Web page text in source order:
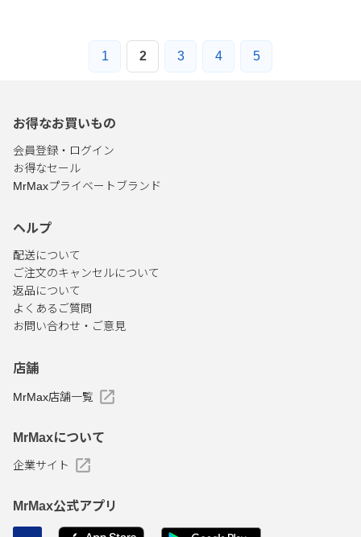
1 2 3 4 5
お得なお買いもの
会員登録・ログイン
お得なセール
MrMaxプライベートブランド
ヘルプ
配送について
ご注文のキャンセルについて
返品について
よくあるご質問
お問い合わせ・ご意見
店舗
MrMax店舗一覧
MrMaxについて
企業サイト
MrMax公式アプリ